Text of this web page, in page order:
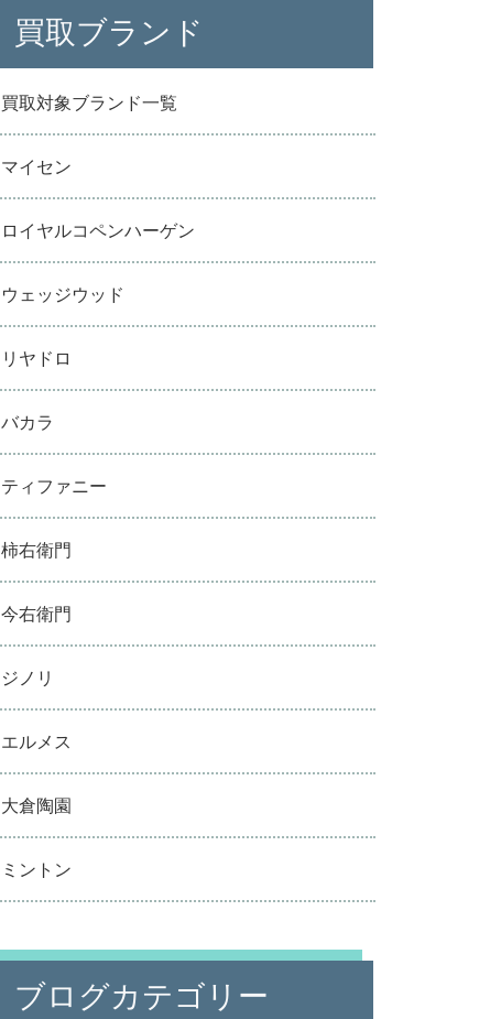
買取ブランド
買取対象ブランド一覧
マイセン
ロイヤルコペンハーゲン
ウェッジウッド
リヤドロ
バカラ
ティファニー
柿右衛門
今右衛門
ジノリ
エルメス
大倉陶園
ミントン
ブログカテゴリー